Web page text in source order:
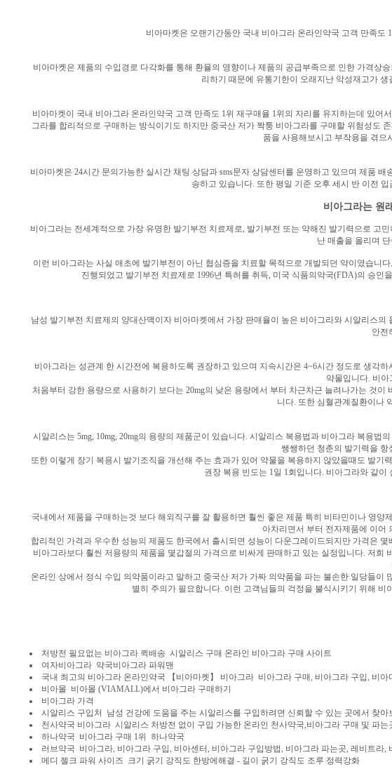
비아마켓은 오랜기간동안 국내 비아그라 온라인약국 고객 만족
비아마켓은 제품의 수입경로 다각화를 통해 환율의 영향이나 제품의 공급부족으로 인한 가격
리하기 때문에 유통기한이 오래지난 악성재고가
비아마켓이 국내 비아그라 온라인약국 고객 만족도 1위 재구매율 1위의 자리를 유지하는데 있
그라를 합리적으로 구매하는 방식이기도 하지만 중국산 저가 짝퉁 비아그라를 구매할 위험성도
품을 사용해보시고 부작용을 겪으
비아마켓은 24시간 문의가능한 실시간 채팅 상담과 sms문자 상담센터를 운영하고 있으며 제품
송하고 있습니다. 또한 평일 기준 오후 세시 반 이전
비아그라는 원
비아그라는 전세계적으로 가장 유명한 발기부전 치료제로, 발기부전 또는 약해진 발기력으로 고
난 매출을 올리며
이런 비아그라는 사실 애초에 발기부전이 아닌 협심증을 치료할 목적으로 개발되던 약이였습니
진행되었고 발기부전 치료제로 1996년 특허를 취득, 미국 식품의약국(FDA)의 승
남성 발기부전 치료제의 양대산맥이자 비아마켓에서 가장 판매율이 높은 비아그라와 시알리스
안전
비아그라는 성관계 한 시간전에 복용하도록 권장하고 있으며 지속시간은 4~6시간 정도로 생각
약물입니다. 비아
처음부터 강한 용량으로 사용하기 보다는 20mg의 낮은 용량에서 부터 차근차근 늘려나가는 것
니다. 또한 심혈관계질환이나
시알리스는 5mg, 10mg, 20mg의 용량의 제품군이 있습니다. 시알리스 복용법과 비아그라 복용
쌩쌩하던 청춘의 발기력을
또한 이렇게 장기 복용시 발기조직을 개선해 주는 효과가 있어 약물을 복용하지 않았을때도 발
권장 복용 빈도는 1일 1회입니다. 비아그라와 같
국내에서 제품을 구매하는것 보다 해외직구를 잘 활용하면 훨씬 좋은 제품 특히 비타민이나 영
아차리면서 부터 전자제품에 이어
합리적인 가격과 우수한 성능의 제품도 한국에서 출시되면 성능이 다운그레이드되지만 가격은
비아그라보다 훨씬 저용량의 제품을 몇갑절의 가격으로 비싸게 판매하고 있는 실정입니다. 저
온라인 상에서 정식 수입 의약품이라고 말하고 중국산 저가 가짜 의약품을 파는 불손한 일당들
별히 주의가 필요합니다. 이런 고객님들의 걱정을 불식시키기 위해
처방전 필요없는 비아그라 퀵배송 시알리스 구매 온라인 비아그라 구매 사이트
여자비아그라 약국비아그라 파워맨
국내 최고의 비아그라 온라인약국 【비아마켓】 비아그라 비아그라 구매, 비아그라 구입, 비아
비아몰 비아몰 (VIAMALL)에서 비아그라 구매하기
비아그라 가격
시알리스 구입처 남성 건강에 도움을 주는 시알리스를 구입하려면 신뢰할 수 있는 곳에서 찾아
천사약국 비아그라 시알리스 처방전 없이 구입 가능한 온라인 천사약국,비아그라 구매 및 파는
하나약국 비아그라 구매 1위 하나약국
러브약국 비아그라, 비아그라 구입, 비아센터, 비아그라 구입방법, 비아그라 파는곳, 레비트
메디 젤크 파워 사이즈 크기 굵기 강직도 한방에해결 - 길이 굵기 강직도 조루 정력강화